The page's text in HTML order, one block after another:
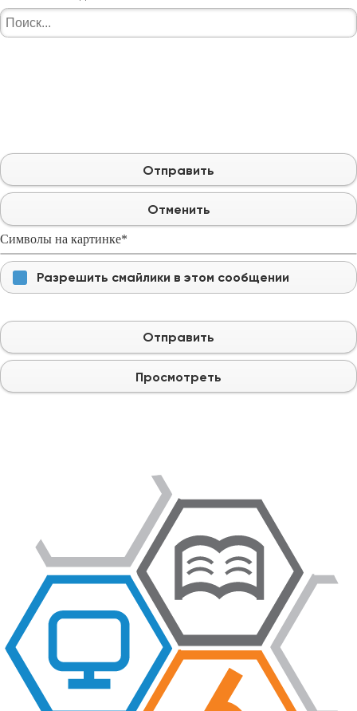
Отправить
Отменить
Символы на картинке*
Разрешить смайлики в этом сообщении
Отправить
Просмотреть